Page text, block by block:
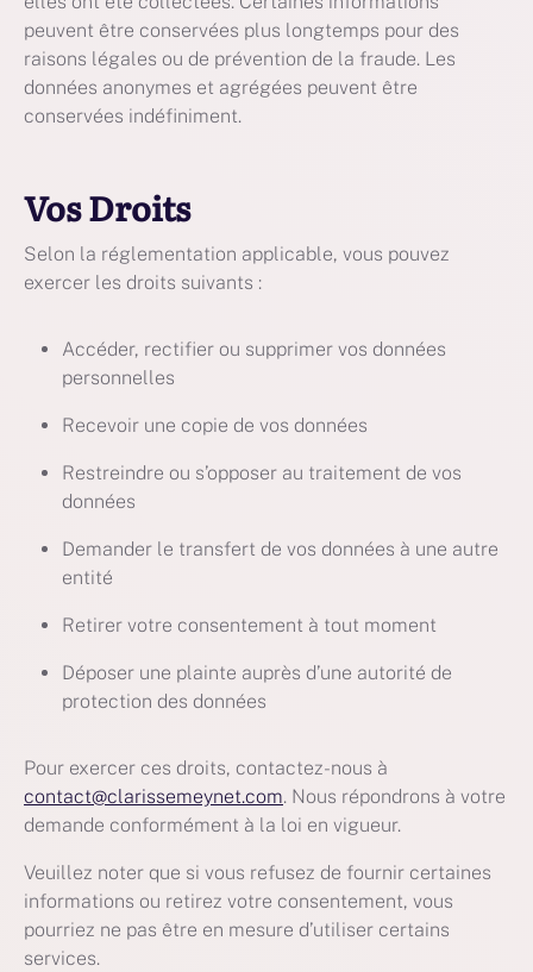
peuvent être conservées plus longtemps pour des
raisons légales ou de prévention de la fraude. Les
données anonymes et agrégées peuvent être
conservées indéfiniment.
Vos Droits
Selon la réglementation applicable, vous pouvez
exercer les droits suivants :
Accéder, rectifier ou supprimer vos données
personnelles
Recevoir une copie de vos données
Restreindre ou s’opposer au traitement de vos
données
Demander le transfert de vos données à une autre
entité
Retirer votre consentement à tout moment
Déposer une plainte auprès d’une autorité de
protection des données
Pour exercer ces droits, contactez-nous à
contact@clarissemeynet.com. Nous répondrons à votre
demande conformément à la loi en vigueur.
Veuillez noter que si vous refusez de fournir certaines
informations ou retirez votre consentement, vous
pourriez ne pas être en mesure d’utiliser certains
services.